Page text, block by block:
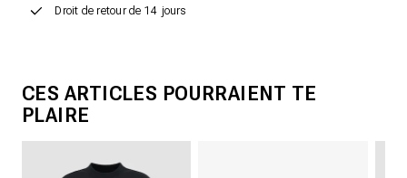
Droit de retour de 14 jours
CES ARTICLES POURRAIENT TE
PLAIRE